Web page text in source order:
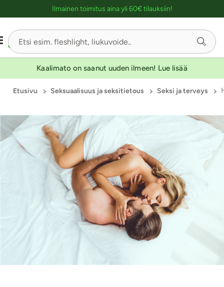
Ilmainen toimitus aina yli 60€ tilauksiin!
Kaalimato on saanut uuden ilmeen! Lue lisää
Etusivu Seksuaalisuus ja seksitietous Seksi ja terveys